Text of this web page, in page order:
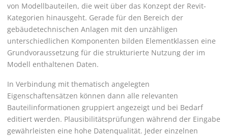
von Modellbauteilen, die weit über das Konzept der Revit-
Kategorien hinausgeht. Gerade für den Bereich der
gebäudetechnischen Anlagen mit den unzähligen
unterschiedlichen Komponenten bilden Elementklassen eine
Grundvoraussetzung für die strukturierte Nutzung der im
Modell enthaltenen Daten.
In Verbindung mit thematisch angelegten
Eigenschaftensätzen können dann alle relevanten
Bauteilinformationen gruppiert angezeigt und bei Bedarf
editiert werden. Plausibilitätsprüfungen während der Eingabe
gewährleisten eine hohe Datenqualität. Jeder einzelnen